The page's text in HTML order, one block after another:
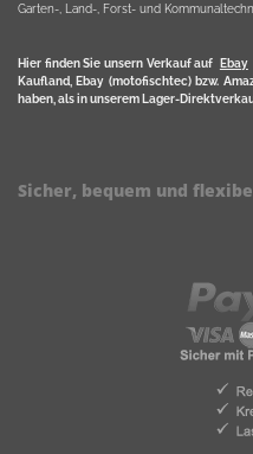
Garten-, Land-, Forst- und
Hier finden Sie unsern Verkauf auf Ebay
Kaufland, Ebay (motofischtec) bzw.
haben, als in unserem Lager-
Sicher, bequem und